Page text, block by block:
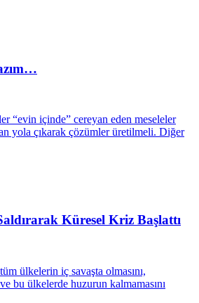
“evin içinde” cereyan eden meseleler
yola çıkarak çözümler üretilmeli. Diğer
Küresel Kriz Başlattı
ülkelerin iç savaşta olmasını,
bu ülkelerde huzurun kalmamasını